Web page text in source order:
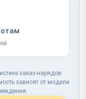
заказ-нарядов
зависят от модели